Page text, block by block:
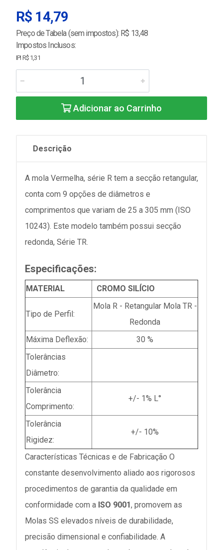
R$ 14,79
Preço de Tabela (sem impostos): R$ 13,48
Impostos Inclusos:
IPI R$ 1,31
Adicionar ao Carrinho
Descrição
A mola Vermelha, série R tem a secção retangular,
conta com 9 opções de diâmetros e
comprimentos que variam de 25 a 305 mm (ISO
10243). Este modelo também possui secção
redonda, Série TR.
Especificações:
MATERIAL CROMO SILÍCIO
Tipo de Perfil:
Mola R - Retangular Mola TR -
Redonda
Máxima Deflexão:
30 %
Tolerâncias
Diâmetro:
Tolerância
Comprimento:
+/- 1% L°
Tolerância
Rigidez:
+/- 10%
Características Técnicas e de Fabricação O
constante desenvolvimento aliado aos rigorosos
procedimentos de garantia da qualidade em
conformidade com a ISO 9001, promovem as
Molas SS elevados níveis de durabilidade,
precisão dimensional e confiabilidade. A